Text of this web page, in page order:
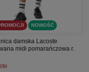
NOWOŚĆ
damska Lacoste
midi pomarańczowa r.